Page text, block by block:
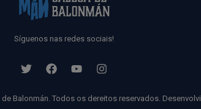
Síguenos nas redes sociais!
Balonmán. Todos os dereitos reservados.